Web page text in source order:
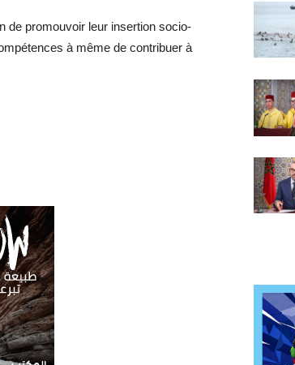
de promouvoir leur insertion socio-
à même de contribuer à